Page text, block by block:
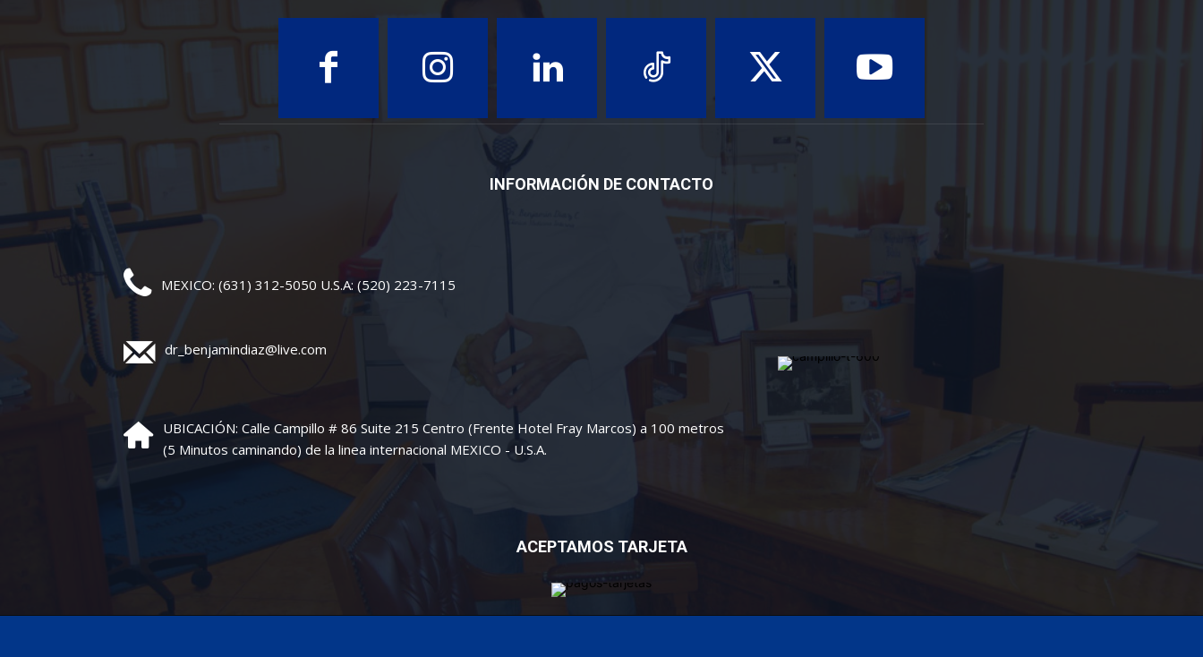
INFORMACIÓN DE CONTACTO
MEXICO: (631) 312-5050 U.S.A: (520) 223-7115
dr_benjamindiaz@live.com
UBICACIÓN: Calle Campillo # 86 Suite 215 Centro (Frente Hotel Fray Marcos) a 100 metros
(5 Minutos caminando) de la linea internacional MEXICO - U.S.A.
ACEPTAMOS TARJETA